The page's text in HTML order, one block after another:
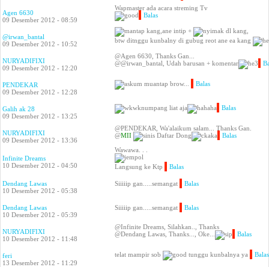
Agen 6630
09 Desember 2012 - 08:59
Wapmaster ada acara streming Tv
Balas
@irwan_bantal
09 Desember 2012 - 10:52
kang,ane intip +
dl kang,
btw ditnggu kunbalny di gubug reot ane ea kang
NURYADIFIXI
09 Desember 2012 - 12:20
@Agen 6630, Thanks Gan...
@@irwan_bantal, Udah barusan + komentar
PENDEKAR
09 Desember 2012 - 12:28
muantap brow... Balas
Galih ak 28
09 Desember 2012 - 13:25
numpang liat aja Balas
NURYADIFIXI
09 Desember 2012 - 13:36
@PENDEKAR, Wa'alaikum salam... Thanks Gan.
@MII Daftar Dong Balas
Infinite Dreams
10 Desember 2012 - 04:50
Wawawa. . .
Langsung ke Ktp Balas
Dendang Lawas
10 Desember 2012 - 05:38
Siiiiip gan.....semangat Balas
Dendang Lawas
10 Desember 2012 - 05:39
Siiiiip gan.....semangat Balas
NURYADIFIXI
10 Desember 2012 - 11:48
@Infinite Dreams, Silahkan.., Thanks
@Dendang Lawas, Thanks..., Oke...
Balas
feri
13 Desember 2012 - 11:29
telat mampir sob tunggu kunbalnya ya Balas